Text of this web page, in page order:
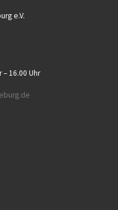
e.V.
16.00 Uhr